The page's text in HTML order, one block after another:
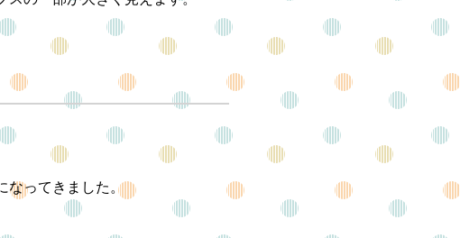
なってきました。